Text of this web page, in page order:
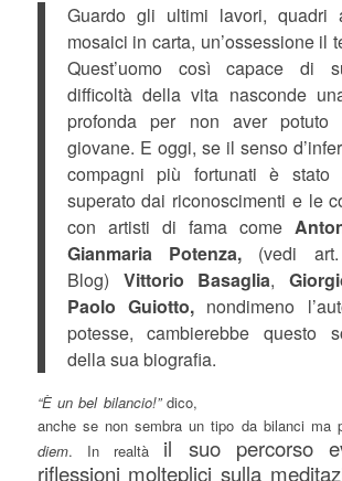
Guardo gli ultimi lavori, quadri
mosaici in carta, un’ossessione il
Quest’uomo così capace di
difficoltà della vita nasconde
profonda per non aver potuto
giovane. E oggi, se il senso
compagni più fortunati è stato
superato dai riconoscimenti e le
con artisti di fama come
Gianmaria Potenza, (vedi
Blog) Vittorio Basaglia,
Paolo Guiotto, nondimeno
potesse, cambierebbe questo
della sua biografia.
“È un bel bilancio!”dico,
anche se non sembra un tipo da bilanci ma
diem. In realtà il suo percorso
riflessioni molteplici sulla